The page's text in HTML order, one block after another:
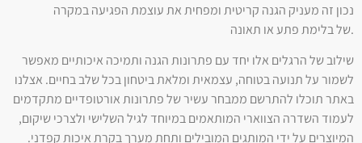
נכון זה מעניק הגנה קריטית ומפחית את עוצמת הפגיעה במקרה
של בלימת פתע או תאונה.
שילוב של הרגלים אלו יחד עם פתרונות הגנה ותמיכה איכותיים מאפשר
לשמור על תנועה בטוחה, עצמאית ומלאת ביטחון בכל שלב בחיים. אצלנו
באתר תוכלו להתרשם ממבחר עשיר של פתרונות אורטופדיים מתקדמים
לעמוד השדרה הצווארי המותאמים במיוחד לגיל השלישי ולצרכי שיקום,
המיוצרים על ידי המותגים המובילים ותחת מערך בקרת איכות קפדני.